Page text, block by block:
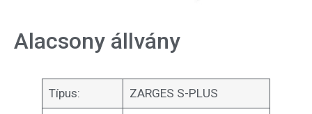
Alacsony állvány
Típus: ZARGES S-PLUS